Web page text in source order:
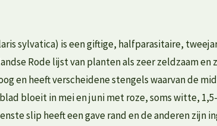
sylvatica) is een giftige, halfparasitaire,
Rode lijst van planten als zeer zeldzaam en
en heeft verscheidene stengels waarvan de
bloeit in mei en juni met roze, soms witte,
slip heeft een gave rand en de anderen zijn